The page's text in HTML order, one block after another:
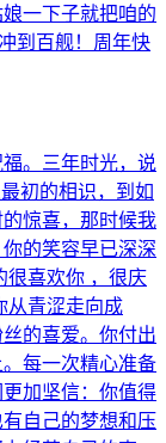
一下子就把咱的
到百舰！周年快
。三年时光，说
初的相识，到如
惊喜，那时候我
的笑容早已深深
很喜欢你 ，很庆
从青涩走向成
的喜爱。你付出
每一次精心准备
加坚信：你值得
自己的梦想和压